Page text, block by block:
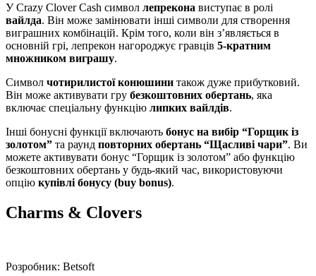
У Crazy Clover Cash символ лепрекона виступає в ролі
вайлда. Він може замінювати інші символи для створення
виграшних комбінацій. Крім того, коли він з’являється в
основній грі, лепрекон нагороджує гравців 5-кратним
множником виграшу.
Символ чотирилистої конюшини також дуже прибутковий.
Він може активувати гру безкоштовних обертань, яка
включає спеціальну функцію липких вайлдів.
Інші бонусні функції включають бонус на вибір “Горщик із
золотом” та раунд повторних обертань “Щасливі чари”. Ви
можете активувати бонус “Горщик із золотом” або функцію
безкоштовних обертань у будь-який час, використовуючи
опцію купівлі бонусу (buy bonus).
Charms & Clovers
Розробник: Betsoft